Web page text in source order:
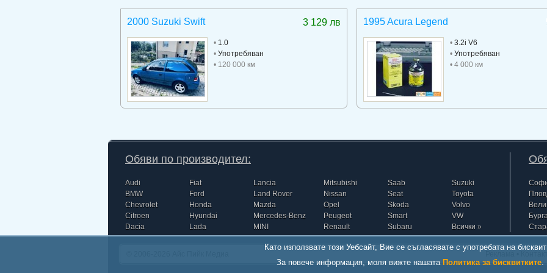
3 129 лв
2000 Suzuki Swift
• 1.0
• Употребяван
• 120 000 км
1995 Acura Legend
•3.2i V6
•Употребяван
• 4 000 км
Обяви по производител:
Audi
BMW
Chevrolet
Citroen
Dacia
Fiat
Ford
Honda
Hyundai
Lada
Lancia
Land Rover
Mazda
Mercedes-Benz
MINI
Mitsubishi
Nissan
Opel
Peugeot
Renault
Saab
Seat
Skoda
Smart
Subaru
Suzuki
Toyota
Volvo
VW
Всички »
Като използвате този Уебсайт, Вие се съгласявате с употребата на
За повече информация, моля вижте нашата Политика за бисквитките.